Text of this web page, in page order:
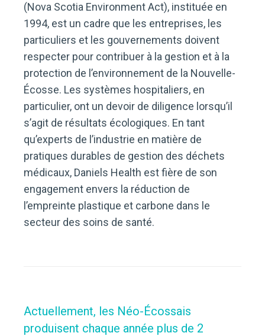
(Nova Scotia Environment Act), instituée en
1994, est un cadre que les entreprises, les
particuliers et les gouvernements doivent
respecter pour contribuer à la gestion et à la
protection de l’environnement de la Nouvelle-
Écosse. Les systèmes hospitaliers, en
particulier, ont un devoir de diligence lorsqu’il
s’agit de résultats écologiques. En tant
qu’experts de l’industrie en matière de
pratiques durables de gestion des déchets
médicaux, Daniels Health est fière de son
engagement envers la réduction de
l’empreinte plastique et carbone dans le
secteur des soins de santé.
Actuellement, les Néo-Écossais
produisent chaque année plus de 2